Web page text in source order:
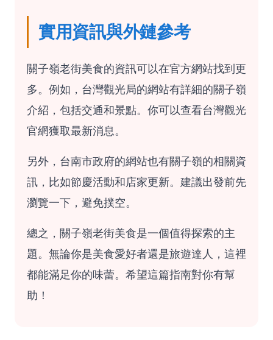
實用資訊與外鏈參考
關子嶺老街美食的資訊可以在官方網站找到更
多。例如，台灣觀光局的網站有詳細的關子嶺
介紹，包括交通和景點。你可以查看台灣觀光
官網獲取最新消息。
另外，台南市政府的網站也有關子嶺的相關資
訊，比如節慶活動和店家更新。建議出發前先
瀏覽一下，避免撲空。
總之，關子嶺老街美食是一個值得探索的主
題。無論你是美食愛好者還是旅遊達人，這裡
都能滿足你的味蕾。希望這篇指南對你有幫
助！